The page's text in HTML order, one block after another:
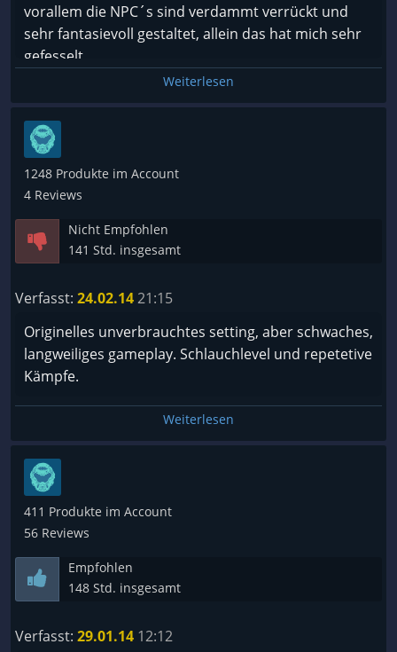
Pro und Kontra:
Pro:
- die Kämpfe wirken dank der Egoperspektive enorm
intensiv und brutal
- surreal-bizarres Setting
Handlung
- zahlreiche Kampfmanöver und Waffen sorgen für
- drei verschiedene und gut ausbalancierte
Kontra:
- der Soundtrack bietet keine richtigen Melodien
- ist für heutige Verhältnisse etwas kurz (ca. 5
Stunden für beide Spielmodi)
- die Kämpfe können manchmal unübersichtlich
werden
vorallem die NPC´s sind verdammt verrückt und
sehr fantasievoll gestaltet, allein das hat mich sehr
gefesselt.
Weiterlesen
1248 Produkte im Account
4 Reviews
Nicht Empfohlen
141 Std. insgesamt
Verfasst: 24.02.1421:15
Originelles unverbrauchtes setting, aber schwaches,
langweiliges gameplay. Schlauchlevel und repetetive
Kämpfe.
Weiterlesen
411 Produkte im Account
56 Reviews
Empfohlen
148 Std. insgesamt
Verfasst: 29.01.14 12:12